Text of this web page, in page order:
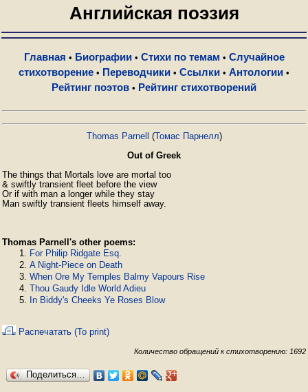
Английская поэзия
Главная • Биографии• Стихи по темам • Случайное
стихотворение • Переводчики • Ссылки • Антологии •
Рейтинг поэтов • Рейтинг стихотворений
Thomas Parnell (Томас Парнелл)
Out of Greek
The things that Mortals love are mortal too
& swiftly transient fleet before the view
Or if with man a longer while they stay
Man swiftly transient fleets himself away.
Thomas Parnell's other poems:
For Philip Ridgate Esq.
A Night-Piece on Death
When Ore My Temples Balmy Vapours Rise
Thou Gaudy Idle World Adieu
In Biddy's Cheeks Ye Roses Blow
Распечатать (To print)
Количество обращений к стихотворению: 1692
Поделиться…